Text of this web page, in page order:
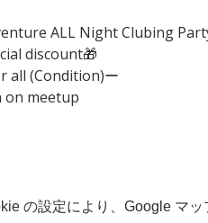
ALL Night Clubing
discount🎁
all (Condition)ー
on meetup
の設定により、Google マッ